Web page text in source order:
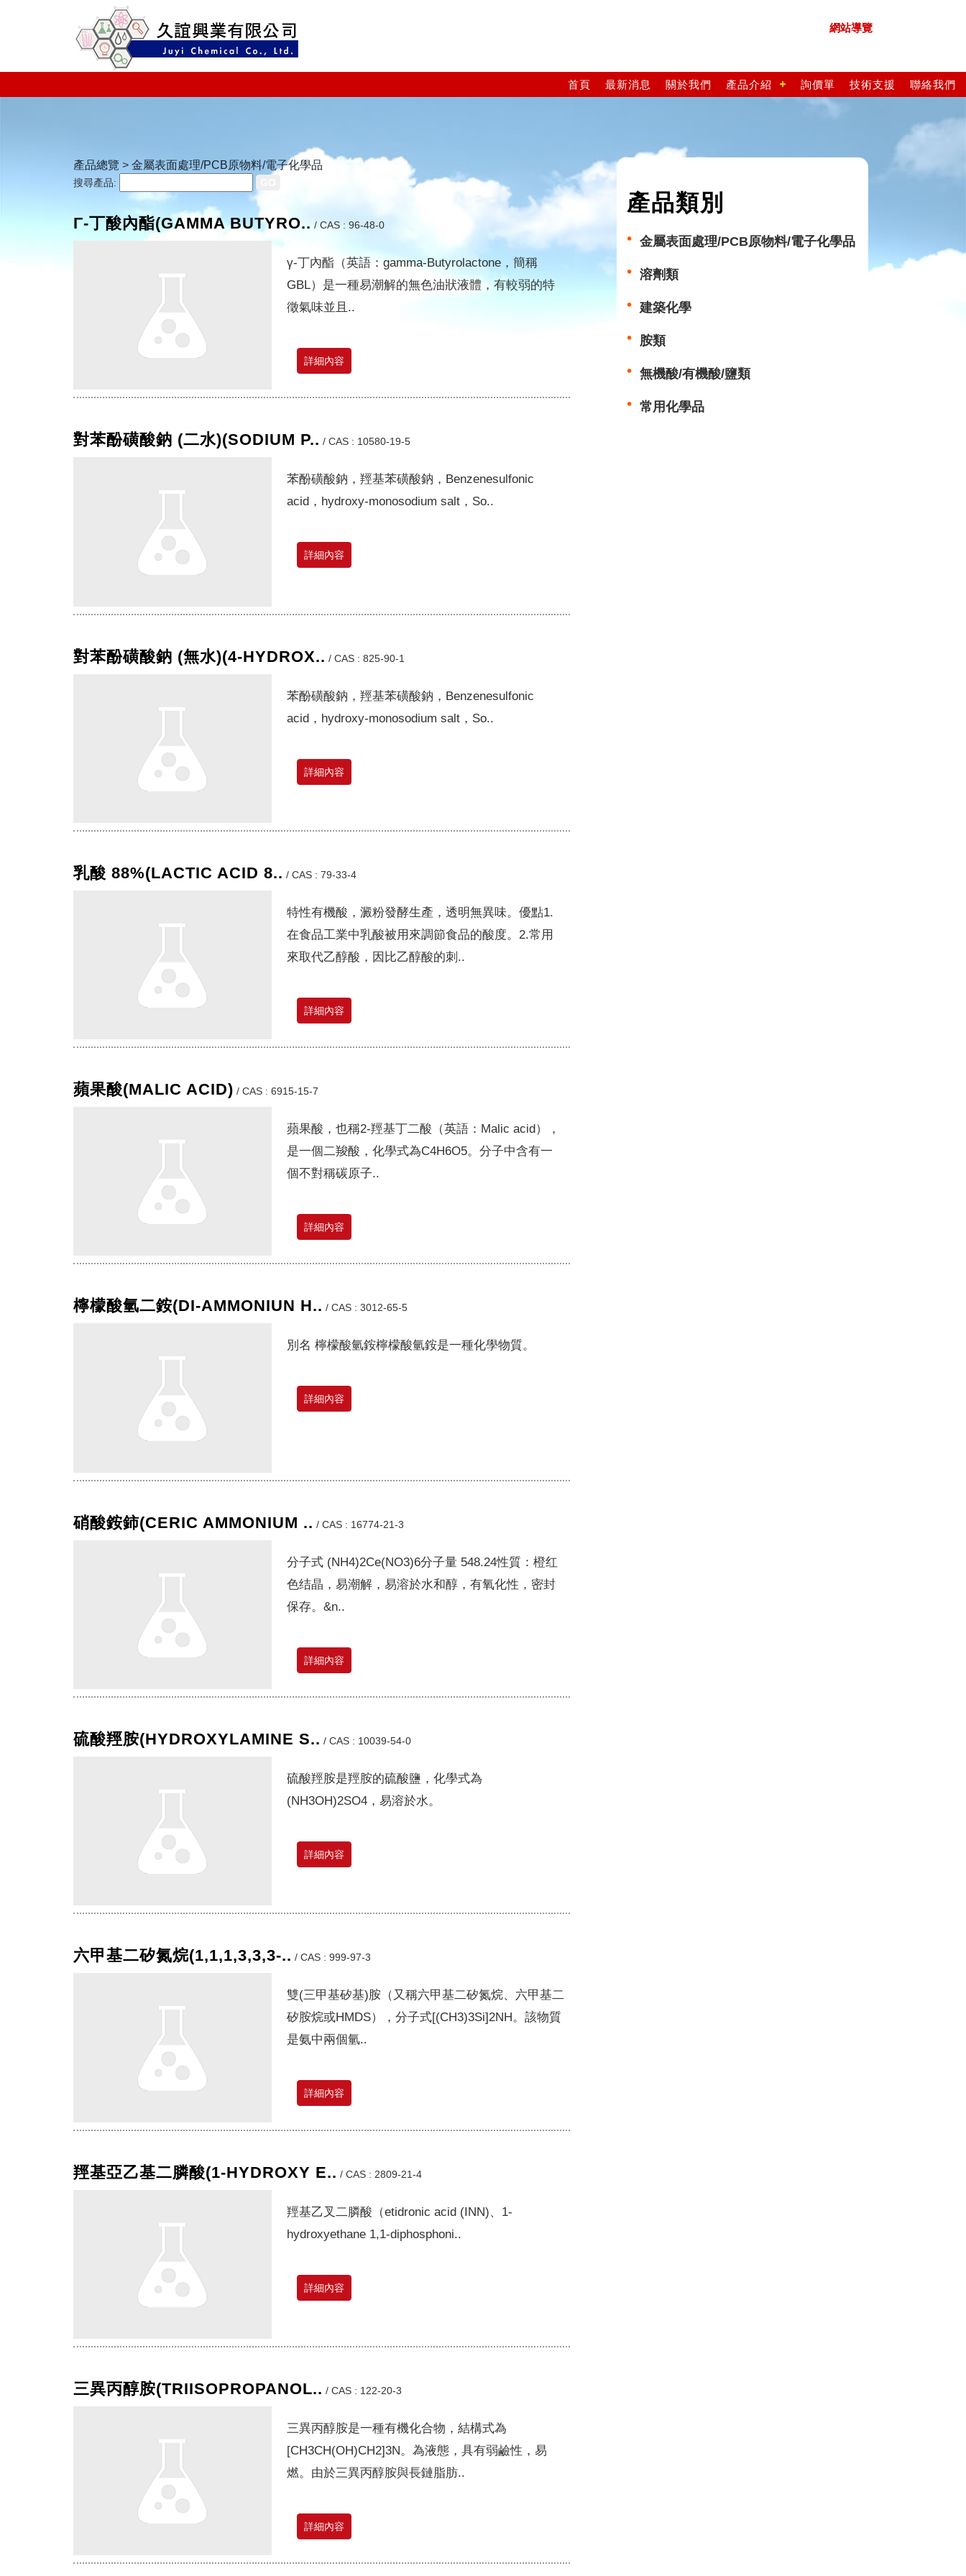
網站導覽
首頁 最新消息 關於我們 產品介紹 詢價單 技術支援 聯絡我們
產品總覽 > 金屬表面處理/PCB原物料/電子化學品
搜尋產品:
Γ-丁酸內酯(GAMMA BUTYRO.. / CAS : 96-48-0
γ-丁內酯（英語：gamma-Butyrolactone，簡稱
GBL）是一種易潮解的無色油狀液體，有較弱的特
徵氣味並且..
詳細內容
對苯酚磺酸鈉 (二水)(SODIUM P.. / CAS : 10580-19-5
苯酚磺酸鈉，羥基苯磺酸鈉，Benzenesulfonic
acid，hydroxy-monosodium salt，So..
詳細內容
對苯酚磺酸鈉 (無水)(4-HYDROX.. / CAS : 825-90-1
苯酚磺酸鈉，羥基苯磺酸鈉，Benzenesulfonic
acid，hydroxy-monosodium salt，So..
詳細內容
乳酸 88%(LACTIC ACID 8.. / CAS : 79-33-4
特性有機酸，澱粉發酵生產，透明無異味。優點1.
在食品工業中乳酸被用來調節食品的酸度。2.常用
來取代乙醇酸，因比乙醇酸的刺..
詳細內容
蘋果酸(MALIC ACID) / CAS : 6915-15-7
蘋果酸，也稱2-羥基丁二酸（英語：Malic acid），
是一個二羧酸，化學式為C4H6O5。分子中含有一
個不對稱碳原子..
詳細內容
檸檬酸氫二銨(DI-AMMONIUN H.. / CAS : 3012-65-5
別名 檸檬酸氫銨檸檬酸氫銨是一種化學物質。
詳細內容
硝酸銨鈰(CERIC AMMONIUM .. / CAS : 16774-21-3
分子式 (NH4)2Ce(NO3)6分子量 548.24性質：橙红
色结晶，易潮解，易溶於水和醇，有氧化性，密封
保存。&n..
詳細內容
硫酸羥胺(HYDROXYLAMINE S.. / CAS : 10039-54-0
硫酸羥胺是羥胺的硫酸鹽，化學式為
(NH3OH)2SO4，易溶於水。
詳細內容
六甲基二矽氮烷(1,1,1,3,3,3-.. / CAS : 999-97-3
雙(三甲基矽基)胺（又稱六甲基二矽氮烷、六甲基二
矽胺烷或HMDS），分子式[(CH3)3Si]2NH。該物質
是氨中兩個氫..
詳細內容
羥基亞乙基二膦酸(1-HYDROXY E.. / CAS : 2809-21-4
羥基乙叉二膦酸（etidronic acid (INN)、1-
hydroxyethane 1,1-diphosphoni..
詳細內容
三異丙醇胺(TRIISOPROPANOL.. / CAS : 122-20-3
三異丙醇胺是一種有機化合物，結構式為
[CH3CH(OH)CH2]3N。為液態，具有弱鹼性，易
燃。由於三異丙醇胺與長鏈脂肪..
詳細內容
產品類別
金屬表面處理/PCB原物料/電子化學品
溶劑類
建築化學
胺類
無機酸/有機酸/鹽類
常用化學品